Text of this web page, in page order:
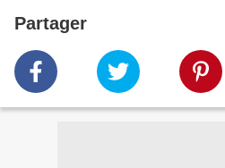
Partager